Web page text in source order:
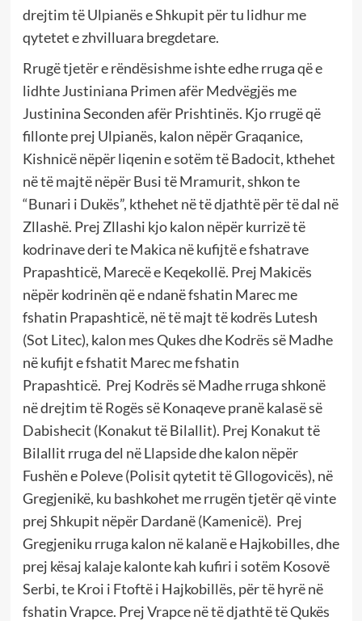
drejtim të Ulpianës e Shkupit për tu lidhur me
qytetet e zhvilluara bregdetare.
Rrugë tjetër e rëndësishme ishte edhe rruga që e
lidhte Justiniana Primen afër Medvëgjës me
Justinina Seconden afër Prishtinës. Kjo rrugë që
fillonte prej Ulpianës, kalon nëpër Graqanice,
Kishnicë nëpër liqenin e sotëm të Badocit, kthehet
në të majtë nëpër Busi të Mramurit, shkon te
“Bunari i Dukës”, kthehet në të djathtë për të dal në
Zllashë. Prej Zllashi kjo kalon nëpër kurrizë të
kodrinave deri te Makica në kufijtë e fshatrave
Prapashticë, Marecë e Keqekollë. Prej Makicës
nëpër kodrinën që e ndanë fshatin Marec me
fshatin Prapashticë, në të majt të kodrës Lutesh
(Sot Litec), kalon mes Qukes dhe Kodrës së Madhe
në kufijt e fshatit Marec me fshatin
Prapashticë. Prej Kodrës së Madhe rruga shkonë
në drejtim të Rogës së Konaqeve pranë kalasë së
Dabishecit (Konakut të Bilallit). Prej Konakut të
Bilallit rruga del në Llapside dhe kalon nëpër
Fushën e Poleve (Polisit qytetit të Gllogovicës), në
Gregjenikë, ku bashkohet me rrugën tjetër që vinte
prej Shkupit nëpër Dardanë (Kamenicë). Prej
Gregjeniku rruga kalon në kalanë e Hajkobilles, dhe
prej kësaj kalaje kalonte kah kufiri i sotëm Kosovë
Serbi, te Kroi i Ftoftë i Hajkobillës, për të hyrë në
fshatin Vrapce. Prej Vrapce në të djathtë të Qukës